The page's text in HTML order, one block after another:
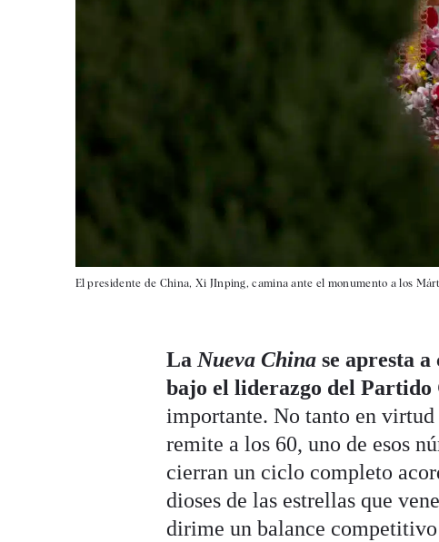
El presidente de China, Xi JInping, camina ante el monumento a los
La Nueva China se apresta
bajo el liderazgo del Partido
importante. No tanto en
remite a los 60, uno de esos
cierran un ciclo completo
dioses de las estrellas que
dirime un balance